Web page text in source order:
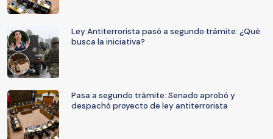
Ley Antiterrorista pasó a segundo trámite: ¿Qué
busca la iniciativa?
Pasa a segundo trámite: Senado aprobó y
despachó proyecto de ley antiterrorista